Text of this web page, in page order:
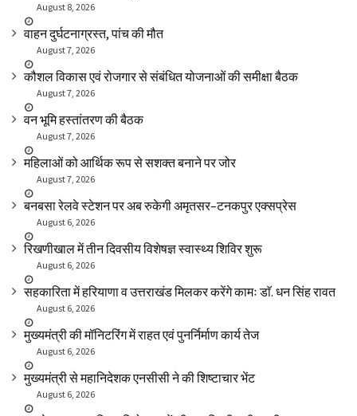
August 8, 2026
वाहन दुर्घटनाग्रस्त, पांच की मौत
August 7, 2026
कौशल विकास एवं रोजगार से संबंधित योजनाओं की समीक्षा बैठक
August 7, 2026
वन भूमि हस्तांतरण की बैठक
August 7, 2026
महिलाओं को आर्थिक रूप से सशक्त बनाने पर जोर
August 7, 2026
बनबसा रेलवे स्टेशन पर अब रुकेगी अमृतसर–टनकपुर एक्सप्रेस
August 6, 2026
रिखणीखाल में तीन दिवसीय विशेषज्ञ स्वास्थ्य शिविर शुरू
August 6, 2026
सहकारिता में हरियाणा व उत्तराखंड मिलकर करेंगे कामः डाॅ. धन सिंह रावत
August 6, 2026
मुख्यमंत्री की मॉनिटरिंग में राहत एवं पुनर्निर्माण कार्य तेज
August 6, 2026
मुख्यमंत्री से महानिदेशक एनसीसी ने की शिष्टाचार भेंट
August 6, 2026